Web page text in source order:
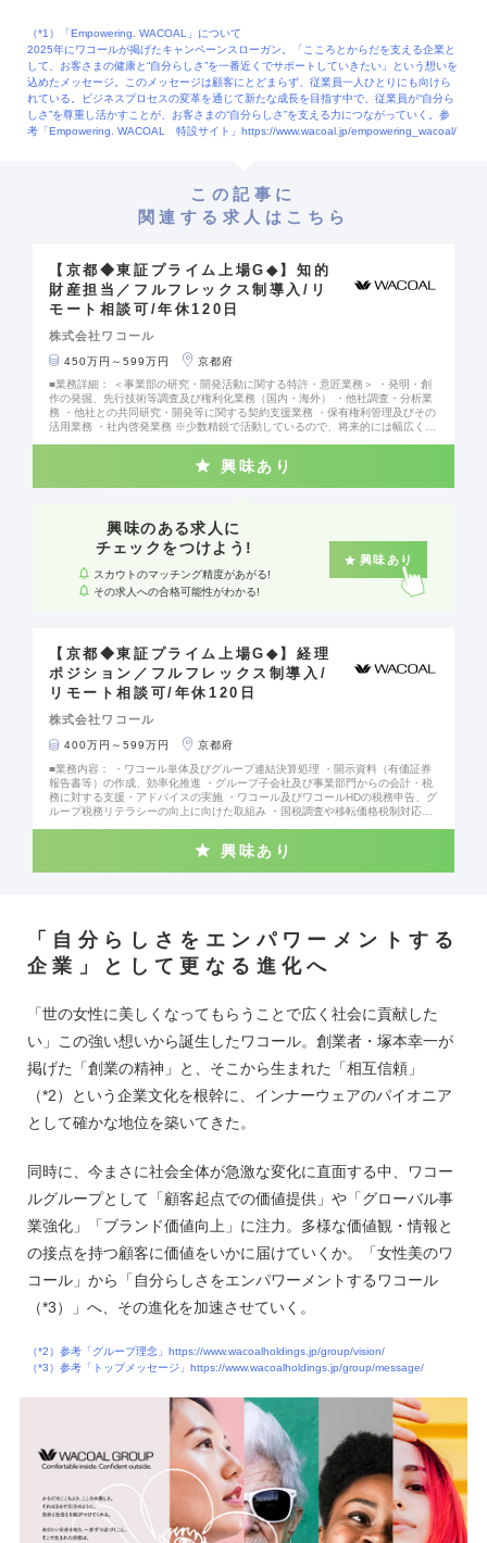
（*1）「Empowering. WACOAL」について
2025年にワコールが掲げたキャンペーンスローガン。「こころとからだを支える企業と
して、お客さまの健康と“自分らしさ”を一番近くでサポートしていきたい」という想いを
込めたメッセージ。このメッセージは顧客にとどまらず、従業員一人ひとりにも向けら
れている。ビジネスプロセスの変革を通じて新たな成長を目指す中で、従業員が“自分ら
しさ”を尊重し活かすことが、お客さまの“自分らしさ”を支える力につながっていく。参
考「Empowering. WACOAL 特設サイト」https://www.wacoal.jp/empowering_wacoal/
この記事に
関連する求人はこちら
【京都◆東証プライム上場G◆】知的
財産担当／フルフレックス制導入/リ
モート相談可/年休120日
株式会社ワコール
450万円～599万円
京都府
■業務詳細： ＜事業部の研究・開発活動に関する特許・意匠業務＞ ・発明・創
作の発掘、先行技術等調査及び権利化業務（国内・海外） ・他社調査・分析業
務 ・他社との共同研究・開発等に関する契約支援業務 ・保有権利管理及びその
活用業務 ・社内啓発業務 ※少数精鋭で活動しているので、将来的には幅広く以
戦略の立案・実行 他 ■組織構成： 計6名 課長1名／課長補佐1名／メンバー４名
興味あり
興味のある求人に
チェックをつけよう!
スカウトのマッチング精度があがる!
その求人への合格可能性がわかる!
興味あり
【京都◆東証プライム上場G◆】経理
ポジション／フルフレックス制導入/
リモート相談可/年休120日
株式会社ワコール
400万円～599万円
京都府
■業務内容： ・ワコール単体及びグループ連結決算処理 ・開示資料（有価証券
報告書等）の作成、効率化推進 ・グループ子会社及び事業部門からの会計・税
務に対する支援・アドバイスの実施 ・ワコール及びワコールHDの税務申告、グ
ループ税務リテラシーの向上に向けた取組み ・国税調査や移転価格税制対応な
興味あり
「自分らしさをエンパワーメントする
企業」として更なる進化へ
「世の女性に美しくなってもらうことで広く社会に貢献した
い」この強い想いから誕生したワコール。創業者・塚本幸一が
掲げた「創業の精神」と、そこから生まれた「相互信頼」
（*2）という企業文化を根幹に、インナーウェアのパイオニア
として確かな地位を築いてきた。
同時に、今まさに社会全体が急激な変化に直面する中、ワコー
ルグループとして「顧客起点での価値提供」や「グローバル事
業強化」「ブランド価値向上」に注力。多様な価値観・情報と
の接点を持つ顧客に価値をいかに届けていくか。「女性美のワ
コール」から「自分らしさをエンパワーメントするワコール
（*3）」へ、その進化を加速させていく。
（*2）参考「グループ理念」https://www.wacoalholdings.jp/group/vision/
（*3）参考「トップメッセージ」https://www.wacoalholdings.jp/group/message/